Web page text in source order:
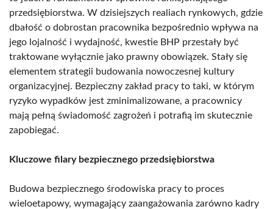
przedsiębiorstwa. W dzisiejszych realiach rynkowych, gdzie
dbałość o dobrostan pracownika bezpośrednio wpływa na
jego lojalność i wydajność, kwestie BHP przestały być
traktowane wyłącznie jako prawny obowiązek. Stały się
elementem strategii budowania nowoczesnej kultury
organizacyjnej. Bezpieczny zakład pracy to taki, w którym
ryzyko wypadków jest zminimalizowane, a pracownicy
mają pełną świadomość zagrożeń i potrafią im skutecznie
zapobiegać.
Kluczowe filary bezpiecznego przedsiębiorstwa
Budowa bezpiecznego środowiska pracy to proces
wieloetapowy, wymagający zaangażowania zarówno kadry